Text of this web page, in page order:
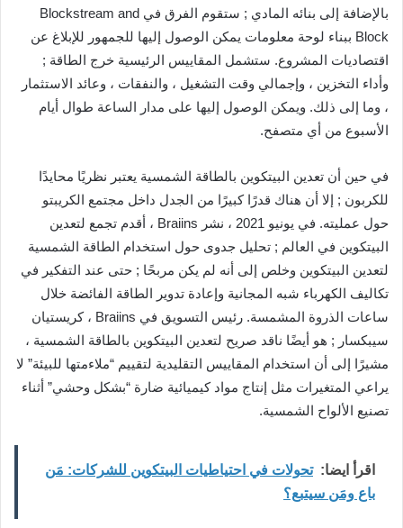
بالإضافة إلى بنائه المادي ; ستقوم الفرق في Blockstream and
Block ببناء لوحة معلومات يمكن الوصول إليها للجمهور للإبلاغ عن
اقتصاديات المشروع. ستشمل المقاييس الرئيسية خرج الطاقة ;
وأداء التخزين ، وإجمالي وقت التشغيل ، والنفقات ، وعائد الاستثمار
، وما إلى ذلك. ويمكن الوصول إليها على مدار الساعة طوال أيام
الأسبوع من أي متصفح.
في حين أن تعدين البيتكوين بالطاقة الشمسية يعتبر نظريًا محايدًا
للكربون ; إلا أن هناك قدرًا كبيرًا من الجدل داخل مجتمع الكريبتو
حول عمليته. في يونيو 2021 ، نشر Braiins ، أقدم تجمع لتعدين
البيتكوين في العالم ; تحليل جدوى حول استخدام الطاقة الشمسية
لتعدين البيتكوين وخلص إلى أنه لم يكن مربحًا ; حتى عند التفكير في
تكاليف الكهرباء شبه المجانية وإعادة تدوير الطاقة الفائضة خلال
ساعات الذروة المشمسة. رئيس التسويق في Braiins ، كريستيان
سيبكسار ; هو أيضًا ناقد صريح لتعدين البيتكوين بالطاقة الشمسية ،
مشيرًا إلى أن استخدام المقاييس التقليدية لتقييم “ملاءمتها للبيئة” لا
يراعي المتغيرات مثل إنتاج مواد كيميائية ضارة “بشكل وحشي” أثناء
تصنيع الألواح الشمسية.
اقرأ ايضا: تحولات في احتياطيات البيتكوين للشركات: مَن
باع ومَن سيتبع؟